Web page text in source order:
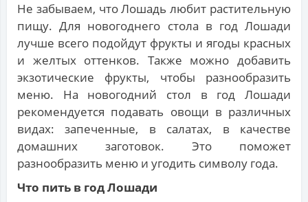
Не забываем, что Лошадь любит растительную
пищу. Для новогоднего стола в год Лошади
лучше всего подойдут фрукты и ягоды красных
и желтых оттенков. Также можно добавить
экзотические фрукты, чтобы разнообразить
меню. На новогодний стол в год Лошади
рекомендуется подавать овощи в различных
видах: запеченные, в салатах, в качестве
домашних заготовок. Это поможет
разнообразить меню и угодить символу года.
Что пить в год Лошади